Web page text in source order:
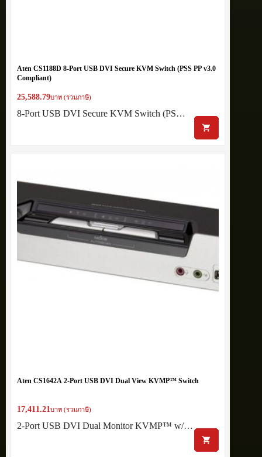
Aten CS1188D 8-Port USB DVI Secure KVM Switch (PSS PP v3.0
Compliant)
25,588.79บาท (รวมภาษี)
8-Port USB DVI Secure KVM Switch (PS…
Aten CS1642A 2-Port USB DVI Dual View KVMP™ Switch
17,411.21บาท (รวมภาษี)
2-Port USB DVI Dual Monitor KVMP™ w/…